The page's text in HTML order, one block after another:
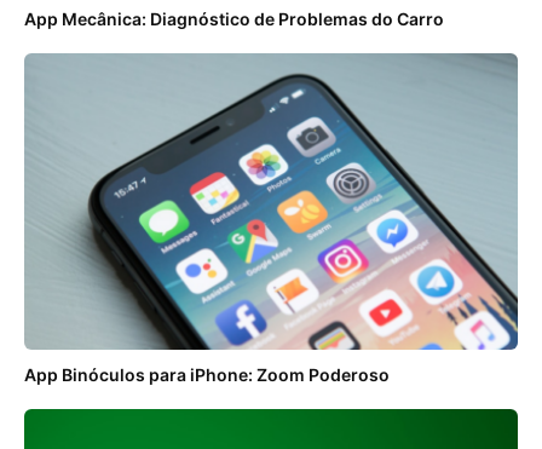
App Mecânica: Diagnóstico de Problemas do Carro
App Binóculos para iPhone: Zoom Poderoso